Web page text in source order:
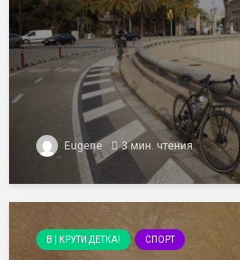
Eugene 3 мин. чтения
B | КРУТИ ДЕТКА! СПОРТ